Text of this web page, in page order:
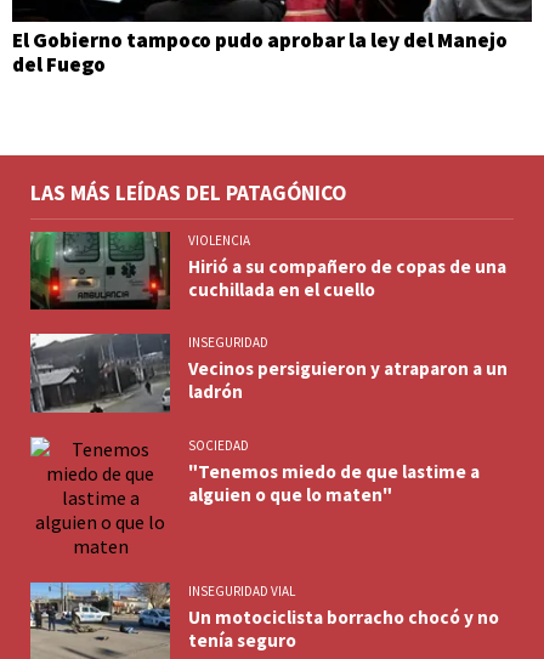
El Gobierno tampoco pudo aprobar la ley del Manejo
del Fuego
LAS MÁS LEÍDAS DEL PATAGÓNICO
VIOLENCIA
Hirió a su compañero de copas de una
cuchillada en el cuello
INSEGURIDAD
Vecinos persiguieron y atraparon a un
ladrón
SOCIEDAD
"Tenemos miedo de que lastime a
alguien o que lo maten"
INSEGURIDAD VIAL
Un motociclista borracho chocó y no
tenía seguro